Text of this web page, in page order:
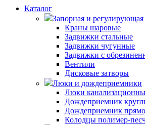
Каталог
Запорная и регулирующая
Краны шаровые
Задвижки стальные
Задвижки чугунные
Задвижки с
Вентили
Дисковые затворы
Люки и дождеприемники
Люки
Дождеприемник
Дождеприемник
Колодцы полимер-